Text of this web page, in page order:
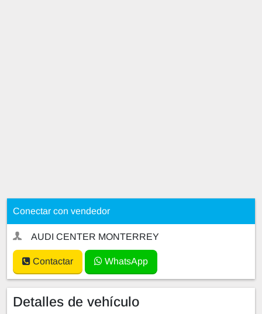
Conectar con vendedor
AUDI CENTER MONTERREY
Contactar WhatsApp
Detalles de vehículo